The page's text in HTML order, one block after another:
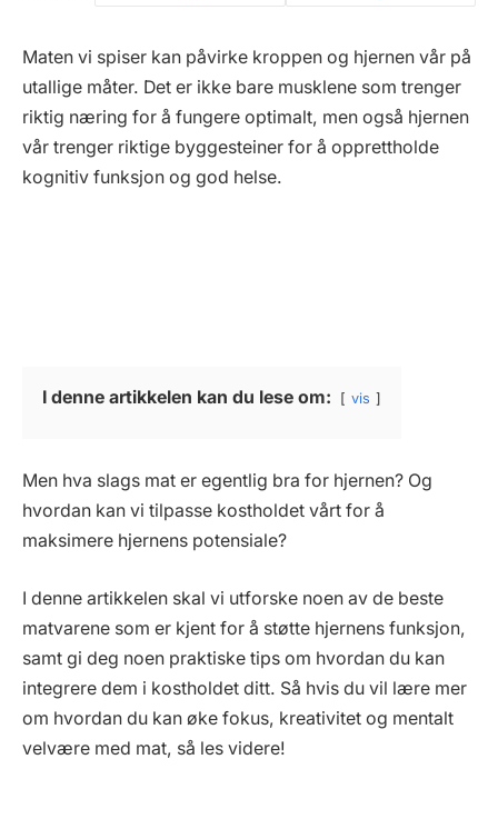
Maten vi spiser kan påvirke kroppen og hjernen vår på
utallige måter. Det er ikke bare musklene som trenger
riktig næring for å fungere optimalt, men også hjernen
vår trenger riktige byggesteiner for å opprettholde
kognitiv funksjon og god helse.
I denne artikkelen kan du lese om: vis
Men hva slags mat er egentlig bra for hjernen? Og
hvordan kan vi tilpasse kostholdet vårt for å
maksimere hjernens potensiale?
I denne artikkelen skal vi utforske noen av de beste
matvarene som er kjent for å støtte hjernens funksjon,
samt gi deg noen praktiske tips om hvordan du kan
integrere dem i kostholdet ditt. Så hvis du vil lære mer
om hvordan du kan øke fokus, kreativitet og mentalt
velvære med mat, så les videre!